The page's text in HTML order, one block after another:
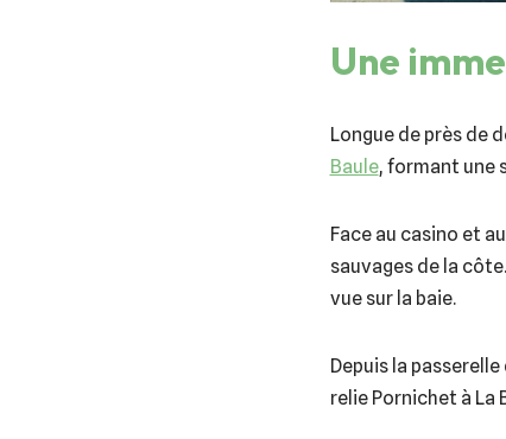
Une
Longue de près de
Baule, formant une
Face au casino et
sauvages de la
vue sur la baie.
Depuis la
relie Pornichet à La